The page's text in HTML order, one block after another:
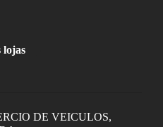
lojas
DE VEICULOS,